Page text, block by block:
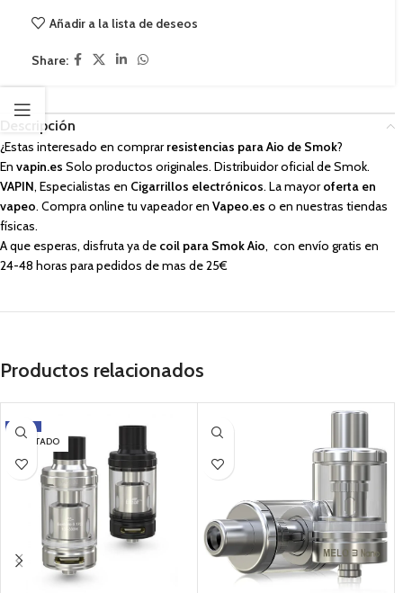
Añadir a la lista de deseos
Share:
Descripción
¿Estas interesado en comprarresistencias para Aio de Smok?
En vapin.es Solo productos originales. Distribuidor oficial de Smok.
VAPIN, Especialistas en Cigarrillos electrónicos. La mayoroferta en
vapeo. Compra online tu vapeador en Vapeo.es o en nuestras tiendas
físicas.
A que esperas, disfruta ya de coil para Smok Aio, con envío gratis en
24-48 horas para pedidos de mas de 25€
Productos relacionados
-17%
AGOTADO